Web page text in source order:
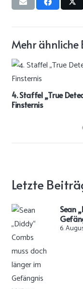
Mehr ähnliche
4. Staffel „True
Finsternis
Letzte
Sean
6.